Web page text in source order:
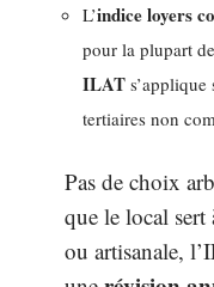
L’indice loyers
pour la plupart
ILAT
tertiaires non
Pas de choix
que le local
ou artisanale,